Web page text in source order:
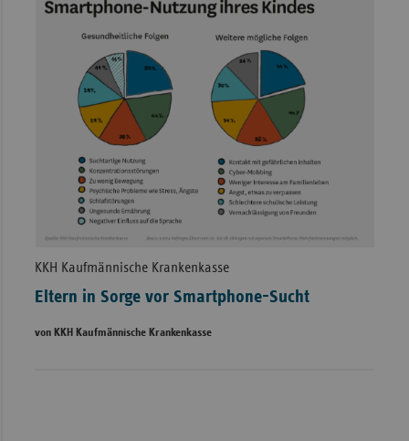
KKH Kaufmännische Krankenkasse
Eltern in Sorge vor Smartphone-Sucht
von KKH Kaufmännische Krankenkasse